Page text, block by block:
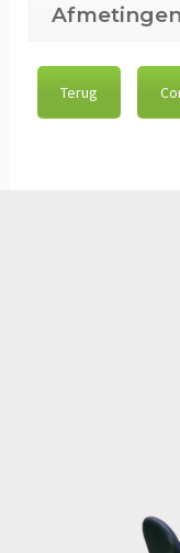
Afmetingen
Terug